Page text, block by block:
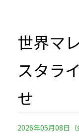
世界マ
スタラ
せ
2026年05月08日（